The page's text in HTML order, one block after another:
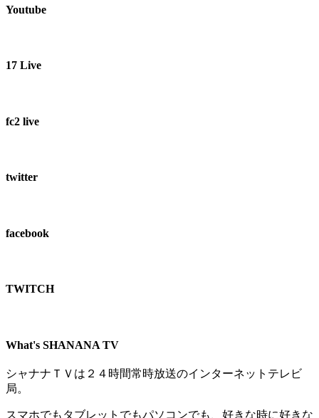
Youtube
17 Live
fc2 live
twitter
facebook
TWITCH​
What's SHANANA TV
シャナナＴＶは２４時間常時放送のインターネットテレビ
局。
スマホでもタブレットでもパソコンでも、好きな時に好きな